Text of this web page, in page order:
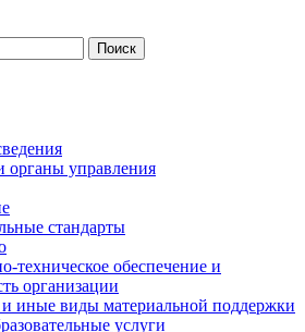
органы управления
стандарты
техническое обеспечение и
организации
иные виды материальной поддержки
услуги